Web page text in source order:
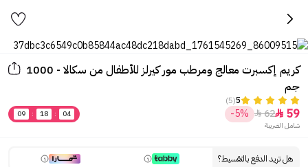
كريم إكسبرت معالج ومرطب مور كيرلز للأطفال من سكالا - 1000
جم
5
(5)
59

62

-5%
09 : 18 :
04
شامل الضريبة
هل تريد الدفع بالتقسيط؟